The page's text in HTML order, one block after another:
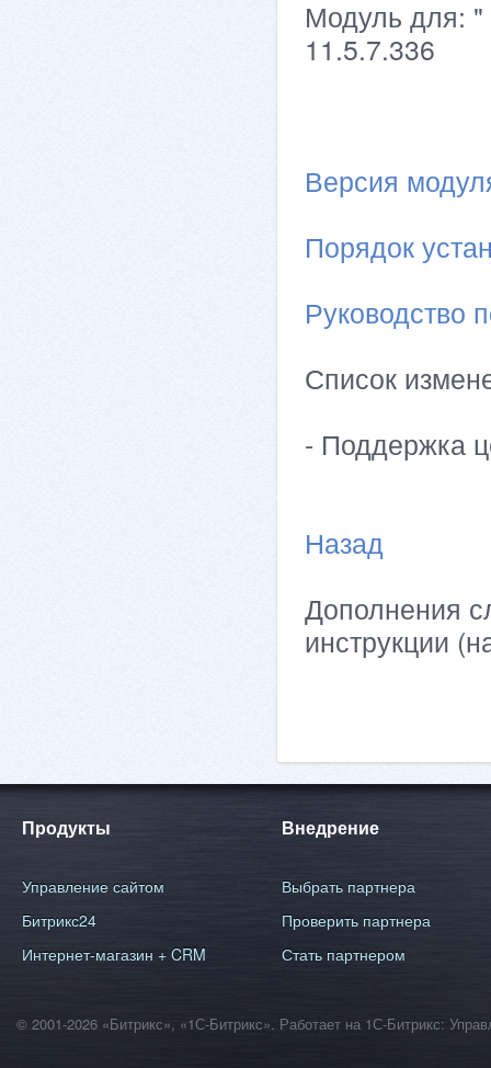
Модуль для: "
11.5.7.336
Версия
Порядок
Руководство
Список
- Поддержка
Назад
Дополнения
инструкции
Продукты
Управление сайтом
Битрикс24
Интернет-магазин + CRM
Внедрение
Выбрать партнера
Проверить партнера
Стать партнером
© 2001-2026 «Битрикс», «1С-Битрикс». Работает на 1С-Битрикс: